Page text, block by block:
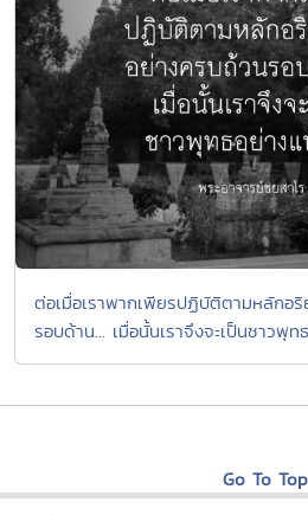
ต่อเมื่อเราพากเพียรปฏิบัติตามหลักอ
รอบด้าน... เมื่อนั้นเราจึงจะเป็นชาวพุท
Go To Top